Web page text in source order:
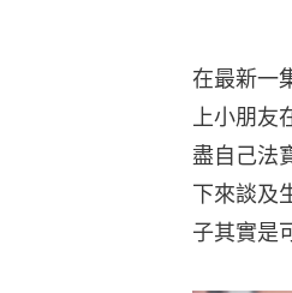
在最新一
上小朋
盡自己法
下來談及
子其實是